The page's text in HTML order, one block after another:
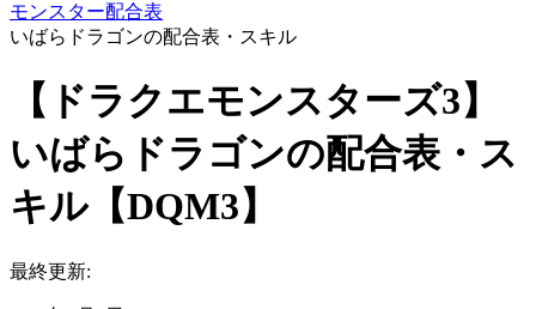
モンスター配合表
いばらドラゴンの配合表・スキル
【ドラクエモンスターズ3】
いばらドラゴンの配合表・ス
キル【DQM3】
最終更新: